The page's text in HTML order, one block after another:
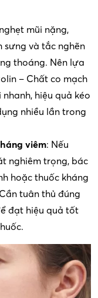
mũi nặng,
sưng và tắc nghẽn
thoáng. Nên lựa
– Chất co mạch
hiệu quả kéo
nhiều lần trong
viêm: Nếu
nghiêm trọng, bác
hoặc thuốc kháng
tuân thủ đúng
đạt hiệu quả tốt